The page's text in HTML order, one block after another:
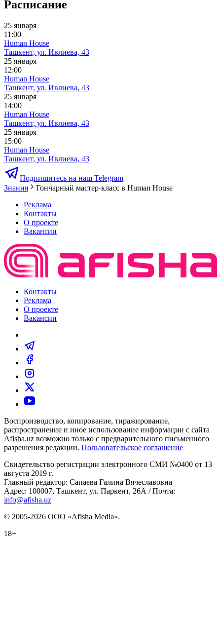
Расписание
25 января
11:00
Human House
Ташкент, ул. Ивлиева, 43
25 января
12:00
Human House
Ташкент, ул. Ивлиева, 43
25 января
14:00
Human House
Ташкент, ул. Ивлиева, 43
25 января
15:00
Human House
Ташкент, ул. Ивлиева, 43
Подпишитесь на наш Telegram
Знания
Гончарный мастер-класс в Human House
Реклама
Контакты
О проекте
Вакансии
Контакты
Реклама
О проекте
Вакансии
Воспроизводство, копирование, тиражирование,
распространение и иное использование информации с сайта
Afisha.uz возможно только с предварительного письменного
разрешения редакции. Пользовательское соглашение
Свидетельство регистрации электронного СМИ №0400 от 13
августа 2019 г.
Главный редактор: Сапаева Галина Вячеславовна
Адрес: 100007, Ташкент, ул. Паркент, 26А / Почта:
info@afisha.uz
© 2005-2026 ООО «Afisha Media».
18+